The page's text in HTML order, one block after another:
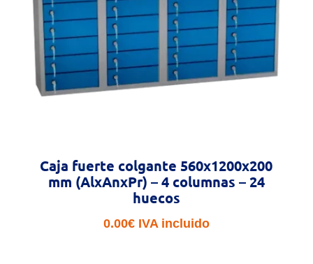
Caja fuerte colgante 560x1200x200
mm (AlxAnxPr) – 4 columnas – 24
huecos
0.00€ IVA incluido